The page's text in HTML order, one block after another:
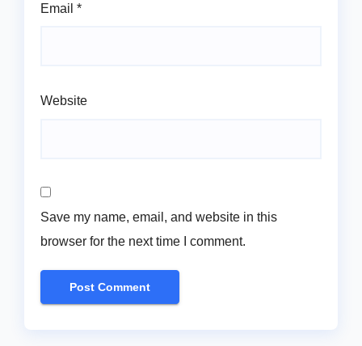
Email *
Website
Save my name, email, and website in this
browser for the next time I comment.